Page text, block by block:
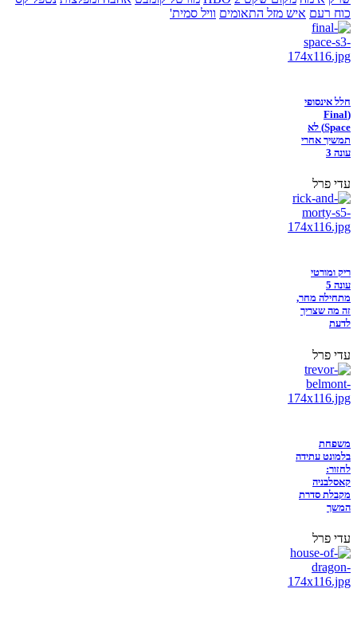
כוח רעם איש מזל התאומים וויל סמית'
חלל אינסופי
(Final
Space) לא
תמשיך אחרי
עונה 3
עדי פרל
ריק ומורטי
עונה 5
מתחילה מחר,
זה מה שצריך
לדעת
עדי פרל
משפחת
בלמונט עתידה
לחזור:
קאסלבניה
מקבלת סדרת
המשך
עדי פרל